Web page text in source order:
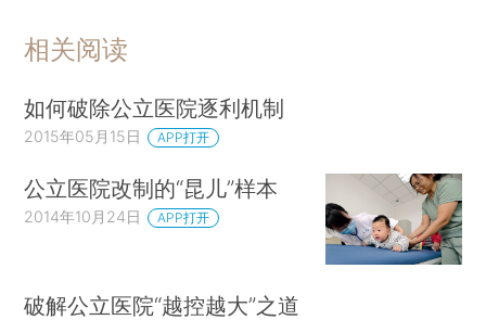
相关阅读
如何破除公立医院逐利机制
2015年05月15日 APP打开
公立医院改制的“昆儿”样本
2014年10月24日 APP打开
破解公立医院“越控越大”之道